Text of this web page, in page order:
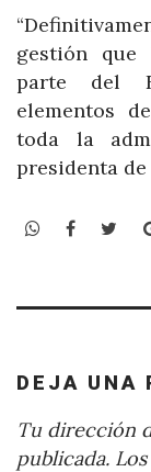
gestión que
parte del
elementos
toda la
presidenta de
WhatsApp
DEJA UNA
Tu dirección
publicada.